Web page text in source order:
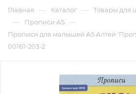
Главная — Каталог — Товары для
— Прописи А5 —
Прописи для малышей А5 Алтей
00161-203-2